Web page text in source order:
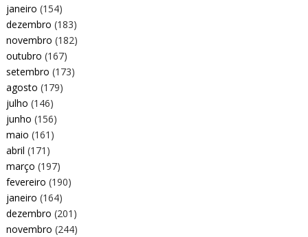
janeiro (154)
dezembro (183)
novembro (182)
outubro (167)
setembro (173)
agosto (179)
julho (146)
junho (156)
maio (161)
abril (171)
março (197)
fevereiro (190)
janeiro (164)
dezembro (201)
novembro (244)